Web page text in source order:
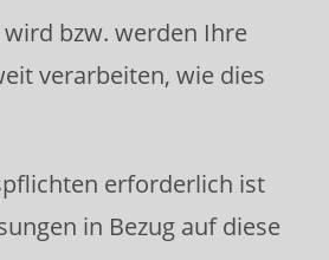
bzw. werden Ihre
verarbeiten, wie dies
erforderlich ist
in Bezug auf diese